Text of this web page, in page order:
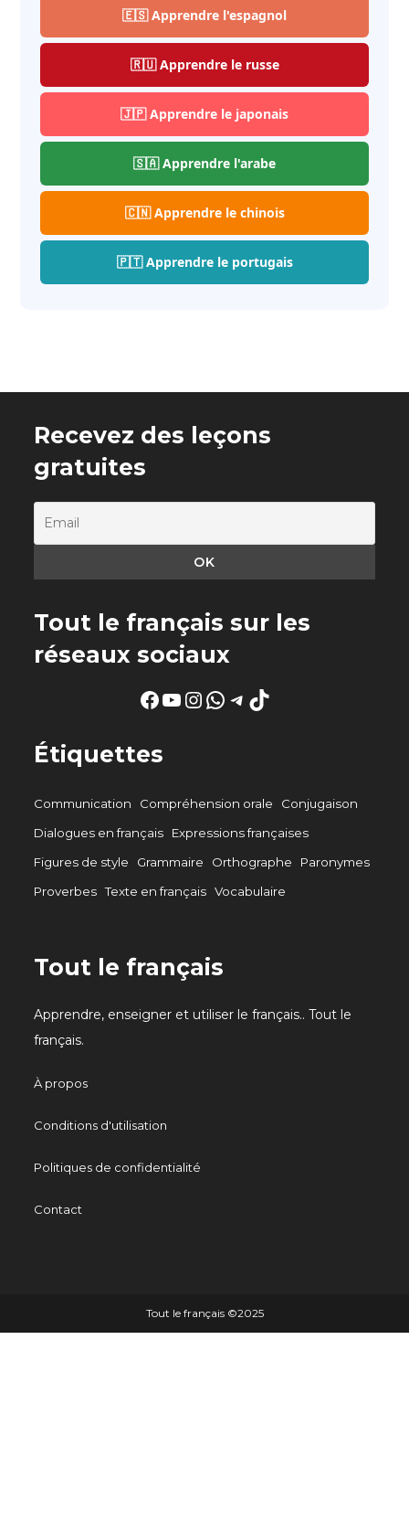
🇪🇸 Apprendre l'espagnol
🇷🇺 Apprendre le russe
🇯🇵 Apprendre le japonais
🇸🇦 Apprendre l'arabe
🇨🇳 Apprendre le chinois
🇵🇹 Apprendre le portugais
Recevez des leçons
gratuites
Tout le français sur les
réseaux sociaux
Facebook
YouTube
Instagram
WhatsApp
Telegram
TikTok
Étiquettes
Communication Compréhension orale
Conjugaison
Dialogues en français
Expressions françaises
Figures de style
Grammaire Orthographe
Paronymes
Proverbes Texte en français Vocabulaire
Tout le français
Apprendre, enseigner et utiliser le français.. Tout le
français.
À propos
Conditions d'utilisation
Politiques de confidentialité
Contact
Tout le français ©️2025